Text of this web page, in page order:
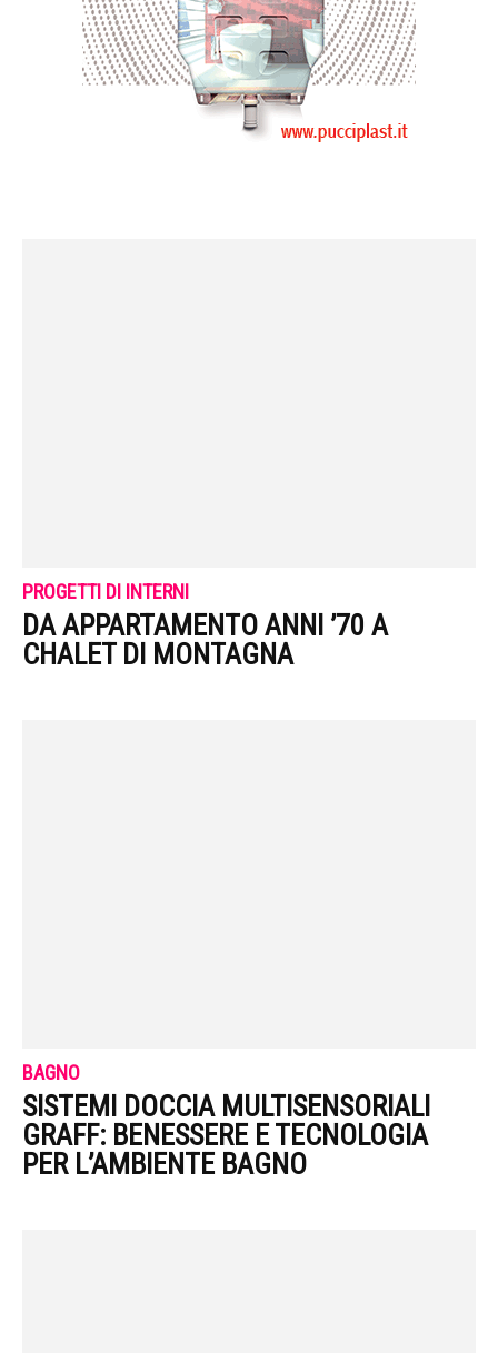
PROGETTI DI INTERNI
DA APPARTAMENTO ANNI ’70 A
CHALET DI MONTAGNA
BAGNO
SISTEMI DOCCIA MULTISENSORIALI
GRAFF: BENESSERE E TECNOLOGIA
PER L’AMBIENTE BAGNO